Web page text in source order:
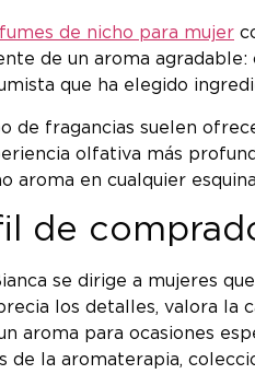
de nicho para mujer
de un aroma
que ha elegido
de fragancias suelen
olfativa más
aroma en cualquier
de
se dirige a mujeres
los detalles, valora la
aroma para ocasiones
de la aromaterapia,